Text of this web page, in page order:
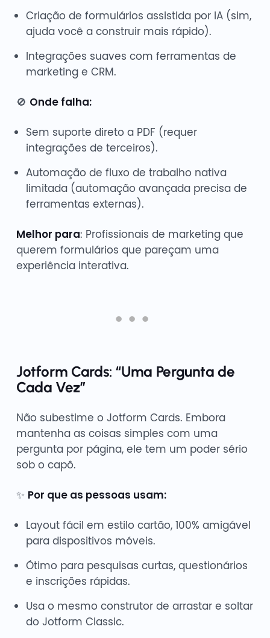
Criação de formulários assistida por IA (sim,
ajuda você a construir mais rápido).
Integrações suaves com ferramentas de
marketing e CRM.
🚫 Onde falha:
Sem suporte direto a PDF (requer
integrações de terceiros).
Automação de fluxo de trabalho nativa
limitada (automação avançada precisa de
ferramentas externas).
Melhor para: Profissionais de marketing que
querem formulários que pareçam uma
experiência interativa.
Jotform Cards: “Uma Pergunta de
Cada Vez”
Não subestime o Jotform Cards. Embora
mantenha as coisas simples com uma
pergunta por página, ele tem um poder sério
sob o capô.
✨ Por que as pessoas usam:
Layout fácil em estilo cartão, 100% amigável
para dispositivos móveis.
Ótimo para pesquisas curtas, questionários
e inscrições rápidas.
Usa o mesmo construtor de arrastar e soltar
do Jotform Classic.